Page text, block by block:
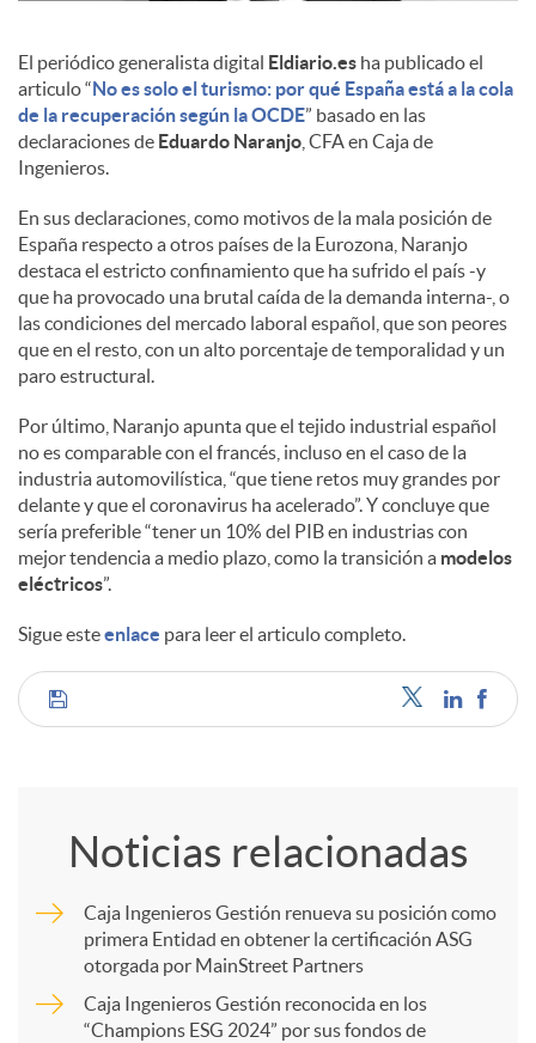
c
o
n
t
e
n
i
d
o
El periódico generalista digital Eldiario.es ha publicado el
articulo “No es solo el turismo: por qué España está a la cola
de la recuperación según la OCDE” basado en las
declaraciones de Eduardo Naranjo , CFA en Caja de
Ingenieros.
En sus declaraciones, como motivos de la mala posición de
España respecto a otros países de la Eurozona, Naranjo
destaca el estricto confinamiento que ha sufrido el país -y
que ha provocado una brutal caída de la demanda interna-, o
las condiciones del mercado laboral español, que son peores
que en el resto, con un alto porcentaje de temporalidad y un
paro estructural.
Por último, Naranjo apunta que el tejido industrial español
no es comparable con el francés, incluso en el caso de la
industria automovilística, “que tiene retos muy grandes por
delante y que el coronavirus ha acelerado”. Y concluye que
sería preferible “tener un 10% del PIB en industrias con
mejor tendencia a medio plazo, como la transición a modelos
eléctricos”.
Sigue esteenlace para leer el articulo completo.
C
Noticias relacionadas
Caja Ingenieros Gestión renueva su posición como
primera Entidad en obtener la certificación ASG
otorgada por MainStreet Partners
Caja Ingenieros Gestión reconocida en los
“Champions ESG 2024” por sus fondos de